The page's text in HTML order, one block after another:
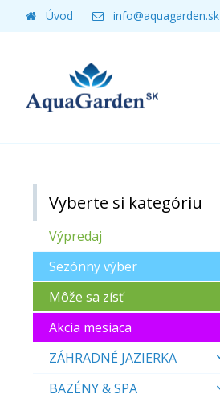
Úvod info@aquagarden.sk
Vyberte si kategóriu
Výpredaj
Sezónny výber
Môže sa zísť
Akcia mesiaca
ZÁHRADNÉ JAZIERKA
BAZÉNY & SPA